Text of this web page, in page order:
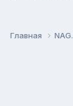
Главная